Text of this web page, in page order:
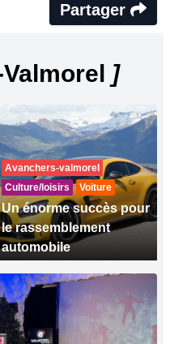
Partager
]
Avanchers-valmorel
Culture/loisirs
Voiture
Un énorme succès pour
le rassemblement
automobile